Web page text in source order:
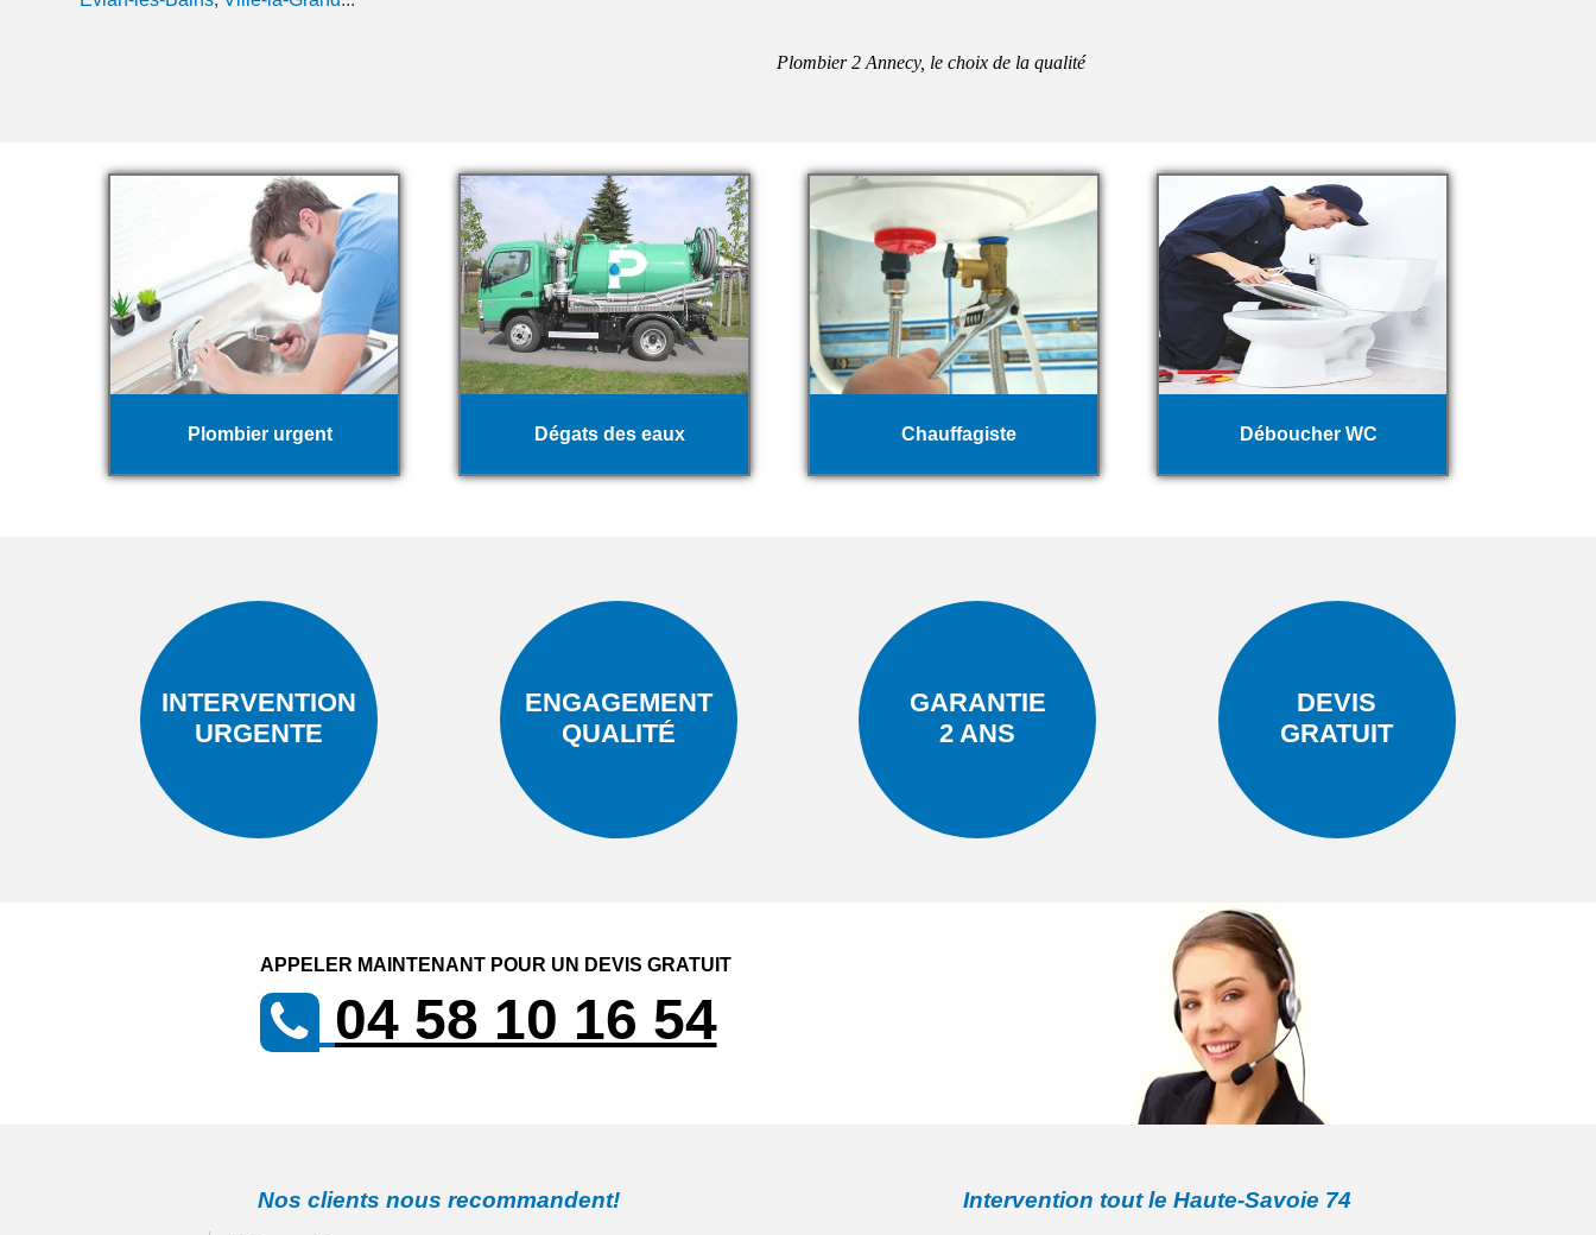
Plombier 2 Annecy, le choix de la qualité
Plombier urgent Dégats des eaux Chauffagiste Déboucher WC
INTERVENTION
URGENTE
ENGAGEMENT
QUALITÉ
GARANTIE
2 ANS
DEVIS
GRATUIT
APPELER MAINTENANT POUR UN DEVIS GRATUIT
04 58 10 16 54
Nos clients nous recommandent! Intervention tout le Haute-Savoie 74